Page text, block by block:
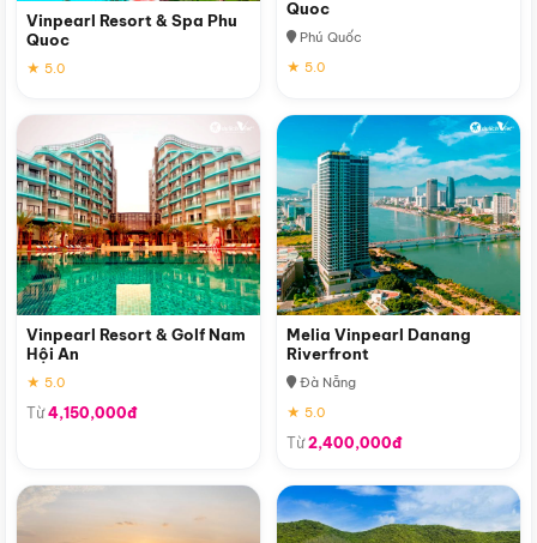
Vinpearl Resort & Spa Phu
Quoc
★ 5.0
Quoc
Phú Quốc
★ 5.0
Vinpearl Resort & Golf Nam
Hội An
★ 5.0
Từ4,150,000đ
Melia Vinpearl Danang
Riverfront
Đà Nẵng
★ 5.0
Từ2,400,000đ